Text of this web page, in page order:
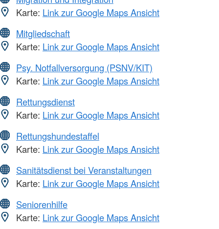
Karte: Link zur Google Maps Ansicht
Mitgliedschaft
Karte: Link zur Google Maps Ansicht
Psy. Notfallversorgung (PSNV/KIT)
Karte: Link zur Google Maps Ansicht
Rettungsdienst
Karte: Link zur Google Maps Ansicht
Rettungshundestaffel
Karte: Link zur Google Maps Ansicht
Sanitätsdienst bei Veranstaltungen
Karte: Link zur Google Maps Ansicht
Seniorenhilfe
Karte: Link zur Google Maps Ansicht